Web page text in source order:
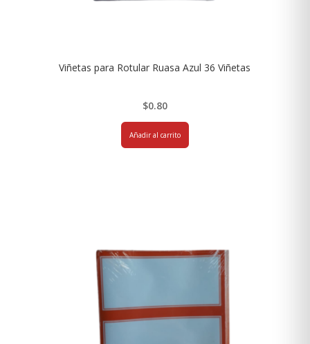
Viñetas para Rotular Ruasa Azul 36 Viñetas
$0.80
Añadir al carrito